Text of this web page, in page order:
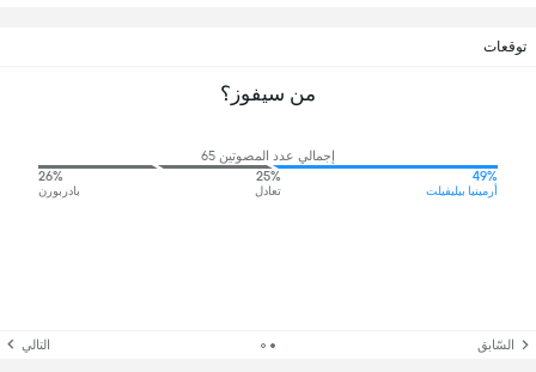
توقعات
من سيفوز؟
إجمالي عدد المصوتين 65
49%
أرمينيا بيليفيلت
25%
تعادل
26%
بادربورن
السّابق التالي